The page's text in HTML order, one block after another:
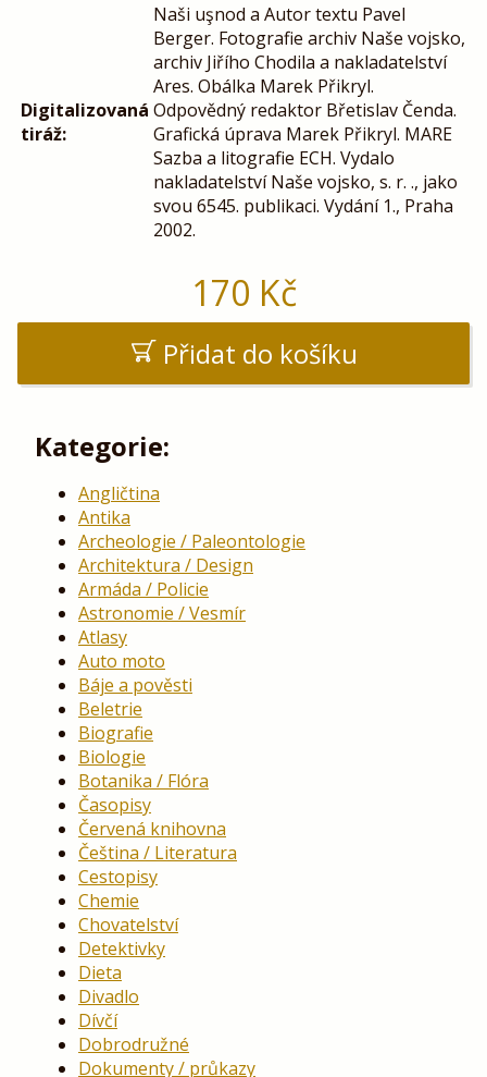
Digitalizovaná
tiráž:
Naši uşnod a Autor textu Pavel
Berger. Fotografie archiv Naše vojsko,
archiv Jiřího Chodila a nakladatelství
Ares. Obálka Marek Přikryl.
Odpovědný redaktor Břetislav Čenda.
Grafická úprava Marek Přikryl. MARE
Sazba a litografie ECH. Vydalo
nakladatelství Naše vojsko, s. r. ., jako
svou 6545. publikaci. Vydání 1., Praha
2002.
170 Kč
Přidat do košíku
Kategorie:
Angličtina
Antika
Archeologie / Paleontologie
Architektura / Design
Armáda / Policie
Astronomie / Vesmír
Atlasy
Auto moto
Báje a pověsti
Beletrie
Biografie
Biologie
Botanika / Flóra
Časopisy
Červená knihovna
Čeština / Literatura
Cestopisy
Chemie
Chovatelství
Detektivky
Dieta
Divadlo
Dívčí
Dobrodružné
Dokumenty / průkazy